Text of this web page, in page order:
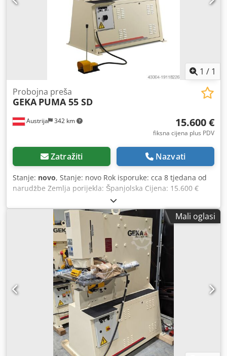
1 / 1
Austrija 342 km
Probojna preša
GEKA PUMA 55 SD
15.600 €
fiksna cijena plus PDV
Zatražiti Nazvati
Stanje: novo, Stanje: novo Rok isporuke: cca 8 tjedana od
narudžbe Zemlja porijekla: Španjolska Cijena: 15.600 €
Leasing rata: 299,52 € Probijajuća snaga: 55 t Dubina grla:
750 mm Maksimalan promjer za debljinu lima
(konstrukcijski čelik): 40x10 mm Maks. broj hodova pri 20
mm hoda: 37 1/min Motor: 5 kW Duljina: 1930 mm Širina:
1200 mm Visina: 1800 mm Težina: 1885 kg Hidraulički
pogon Podložni stol s graničnikom Upute za rad na
NJEMAČKOM i ENGLESKOM jeziku CNC opcije na upit
Posjedujemo veliki lager probijalica i matrica za trenutnu
isporuku Dsdpfxewirfwj Aiksck IMAMO VIŠE OD 700
REFERENCIJA!
Mali oglasi